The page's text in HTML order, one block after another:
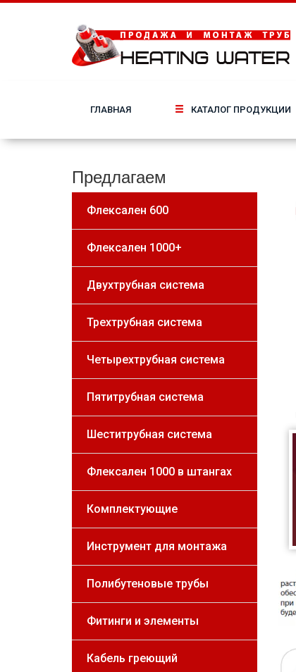
ГЛАВНАЯ КАТАЛОГ ПРОДУКЦИИ
Предлагаем
Флексален 600
Флексален 1000+
Двухтрубная система
Трехтрубная система
Четырехтрубная система
Пятитрубная система
Шеститрубная система
Флексален 1000 в штангах
Комплектующие
Инструмент для монтажа
Полибутеновые трубы
Фитинги и элементы
Кабель греющий